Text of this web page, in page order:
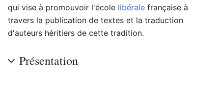
qui vise à promouvoir l'école libérale française à
travers la publication de textes et la traduction
d'auteurs héritiers de cette tradition.
Présentation